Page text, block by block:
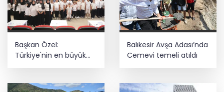
Başkan Özel:
Türkiye'nin en büyük
nesillerdir
Balıkesir Avşa Adası’nda
Cemevi temeli atıldı